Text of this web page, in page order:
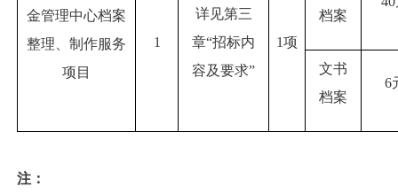
金管理中心档案
整理、制作服务
项目
1
详见第三
章“招标内
容及要求”
1项
档案
文书
档案
6
注：